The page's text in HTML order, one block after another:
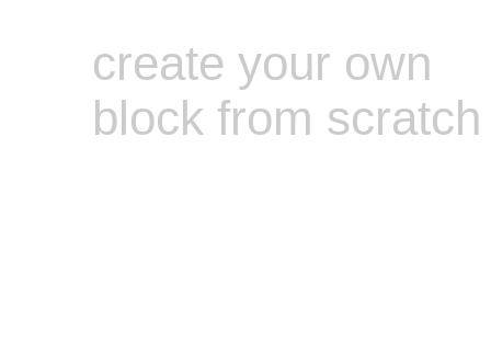
create your own
block from scratch